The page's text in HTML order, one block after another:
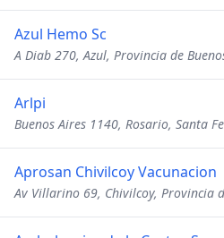
Azul Hemo Sc
A Diab 270, Azul, Provincia de
Arlpi
Buenos Aires 1140, Rosario, Santa Fe
Aprosan Chivilcoy Vacunacion
Av Villarino 69, Chivilcoy, Provincia